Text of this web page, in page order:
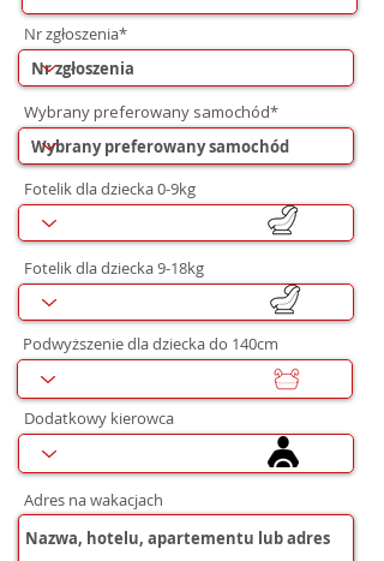
Nr zgłoszenia*
Wybrany preferowany samochód*
Fotelik dla dziecka 0-9kg
Fotelik dla dziecka 9-18kg
Podwyższenie dla dziecka do 140cm
Dodatkowy kierowca
Adres na wakacjach